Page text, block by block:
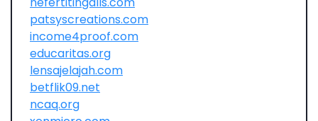
patsyscreations.com
income4proof.com
educaritas.org
lensajelajah.com
betflik09.net
ncaq.org